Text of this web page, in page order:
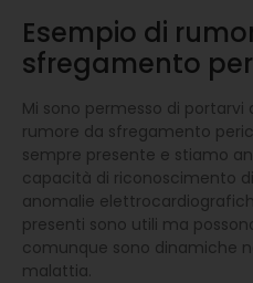
Esempio di
sfregamento
Mi sono permesso di
rumore da sfregamento
sempre presente e stiamo
capacità di riconoscimento
anomalie
presenti sono utili ma
comunque sono dinamiche
malattia.